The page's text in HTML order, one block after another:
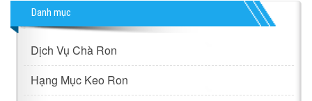
Danh mục
Dịch Vụ Chà Ron
Hạng Mục Keo Ron